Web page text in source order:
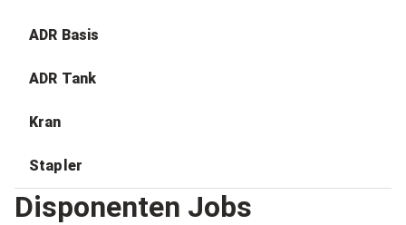
ADR Basis
ADR Tank
Kran
Stapler
Disponenten Jobs